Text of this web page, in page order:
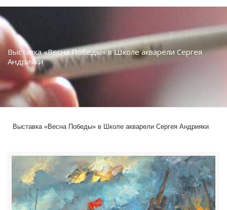
Выставка «Весна Победы» в Школе акварели Сергея
Андрияки
Выставка «Весна Победы» в Школе акварели Сергея Андрияки